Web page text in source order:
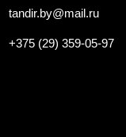
tandir.by@mail.ru
+375 (29) 359-05-97